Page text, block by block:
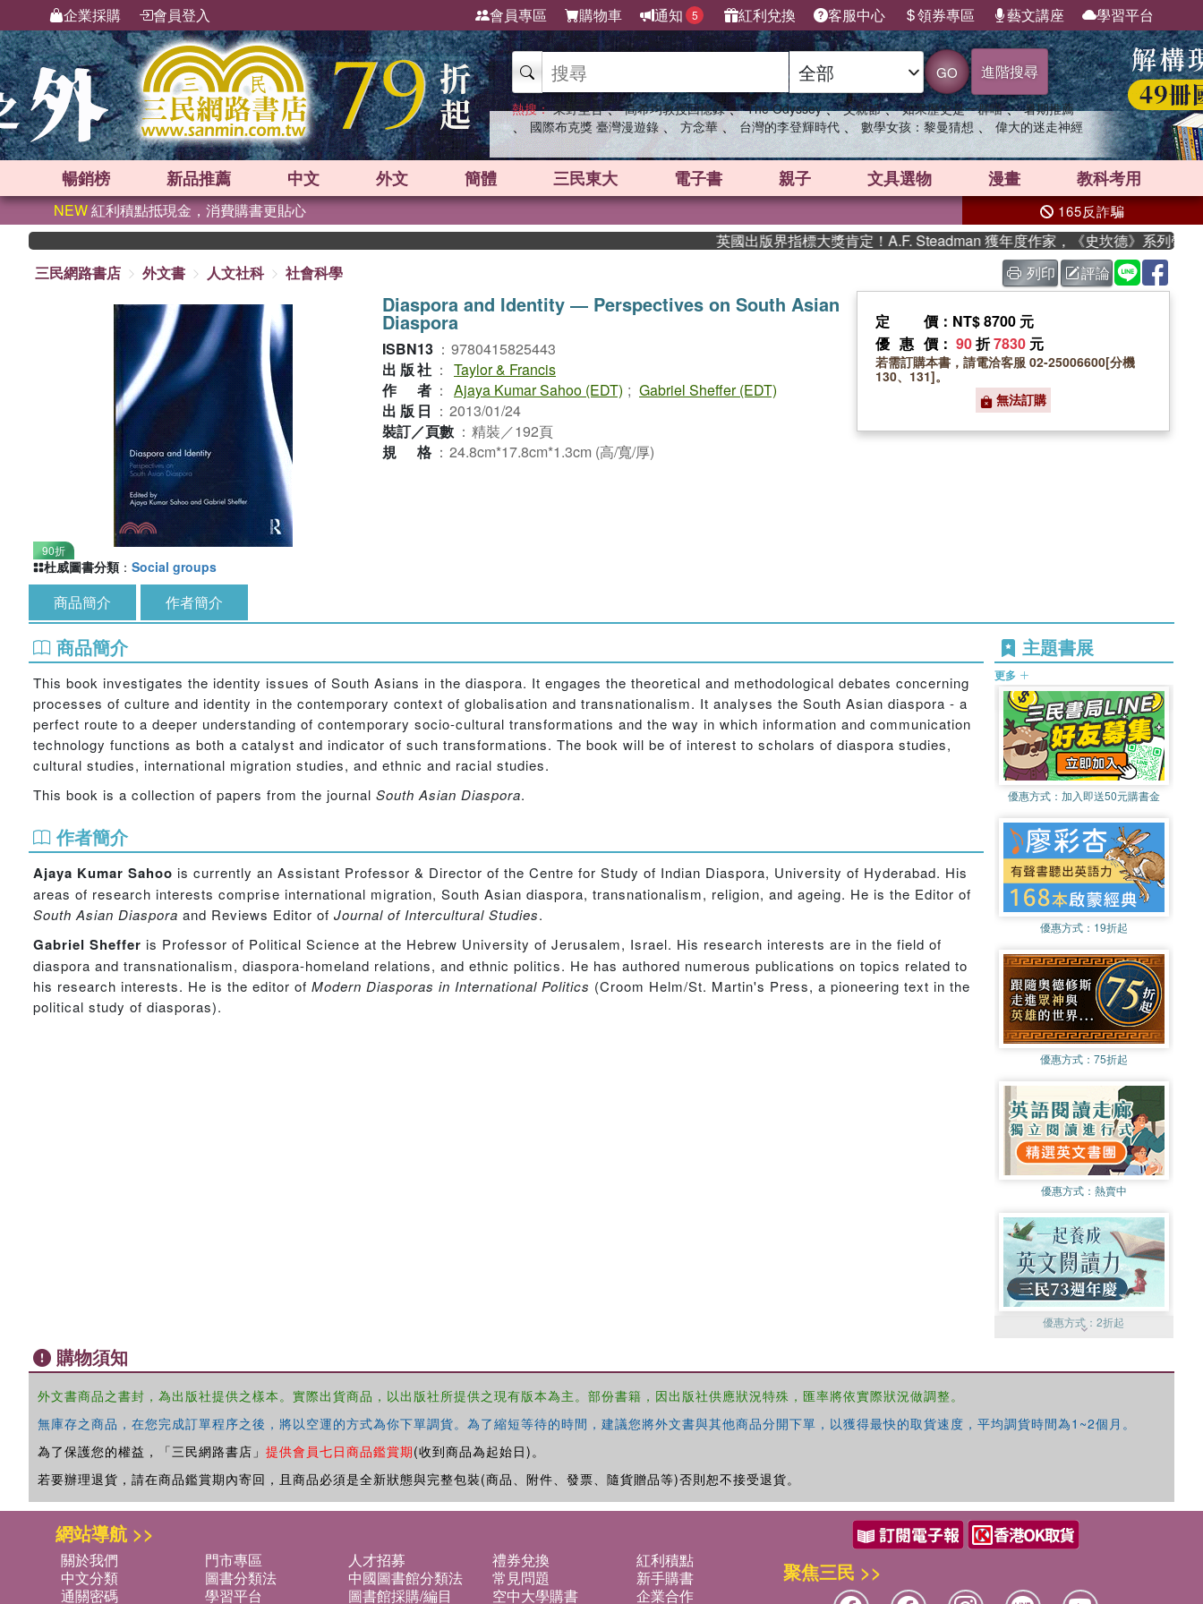
企業採購 會員登入 會員專區 購物車 通知 5 紅利兌換 客服中心 領券專區 藝文講座 學習平台
GO 進階搜尋
熱搜： 東野圭吾 、 高希均教授回憶錄 、 The Odyssey 、 父親節 、 如果歷史是一群喵 、 暑期推薦
、 國際布克獎 臺灣漫遊錄 、 方念華 、 台灣的李登輝時代 、 數學女孩：黎曼猜想 、 偉大的迷走神經
暢銷榜 新品推薦 中文 外文 簡體 三民東大 電子書 親子 文具選物 漫畫 教科考用
NEW紅利積點抵現金，消費購書更貼心 165反詐騙
英國出版界指標大獎肯定！A.F. Steadman 獲年度作家，《史坎德》系列帶你踏上
三民網路書店
外文書 人文社科 社會科學 列印 評論
90折
Diaspora and Identity ― Perspectives on South Asian
Diaspora
ISBN13 ： 9780415825443
出版社 ： Taylor & Francis
作者 ： Ajaya Kumar Sahoo (EDT) ; Gabriel Sheffer (EDT)
出版日 ： 2013/01/24
裝訂／頁數 ： 精裝／192頁
規格 ： 24.8cm*17.8cm*1.3cm (高/寬/厚)
定價 ：NT$ 8700 元
優惠價 ： 90折7830 元
若需訂購本書，請電洽客服 02-25006600[分機
130、131]。
無法訂購
杜威圖書分類 ： Social groups
商品簡介 作者簡介
商品簡介
This book investigates the identity issues of South Asians in the diaspora. It engages the theoretical and methodological debates concerning
processes of culture and identity in the contemporary context of globalisation and transnationalism. It analyses the South Asian diaspora - a
perfect route to a deeper understanding of contemporary socio-cultural transformations and the way in which information and communication
technology functions as both a catalyst and indicator of such transformations. The book will be of interest to scholars of diaspora studies,
cultural studies, international migration studies, and ethnic and racial studies.
This book is a collection of papers from the journal South Asian Diaspora.
作者簡介
Ajaya Kumar Sahoo is currently an Assistant Professor & Director of the Centre for Study of Indian Diaspora, University of Hyderabad. His
areas of research interests comprise international migration, South Asian diaspora, transnationalism, religion, and ageing. He is the Editor of
South Asian Diaspora and Reviews Editor of Journal of Intercultural Studies.
Gabriel Sheffer is Professor of Political Science at the Hebrew University of Jerusalem, Israel. His research interests are in the field of
diaspora and transnationalism, diaspora-homeland relations, and ethnic politics. He has authored numerous publications on topics related to
his research interests. He is the editor of Modern Diasporas in International Politics (Croom Helm/St. Martin's Press, a pioneering text in the
political study of diasporas).
主題書展
更多
優惠方式： 加入即送50元購書金
優惠方式： 19折起
優惠方式： 75折起
優惠方式： 熱賣中
優惠方式：2折起
購物須知
外文書商品之書封，為出版社提供之樣本。實際出貨商品，以出版社所提供之現有版本為主。部份書籍，因出版社供應狀況特殊，匯率將依實際狀況做調整。
無庫存之商品，在您完成訂單程序之後，將以空運的方式為你下單調貨。為了縮短等待的時間，建議您將外文書與其他商品分開下單，以獲得最快的取貨速度，平均調貨時間為1~2個月。
為了保護您的權益，「三民網路書店」 提供會員七日商品鑑賞期(收到商品為起始日)。
若要辦理退貨，請在商品鑑賞期內寄回，且商品必須是全新狀態與完整包裝(商品、附件、發票、隨貨贈品等)否則恕不接受退貨。
網站導航 >>
關於我們 門市專區 人才招募 禮券兌換
紅利積點
中文分類
圖書分類法 中國圖書館分類法 常見問題
新手購書
通關密碼
學習平台 圖書館採購/編目 空中大學購書
企業合作
聚焦三民 >>